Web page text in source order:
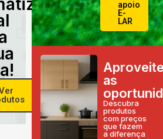
apoio
E-
LAR
as
Descubra
produtos
com preços
que fazem
a diferença